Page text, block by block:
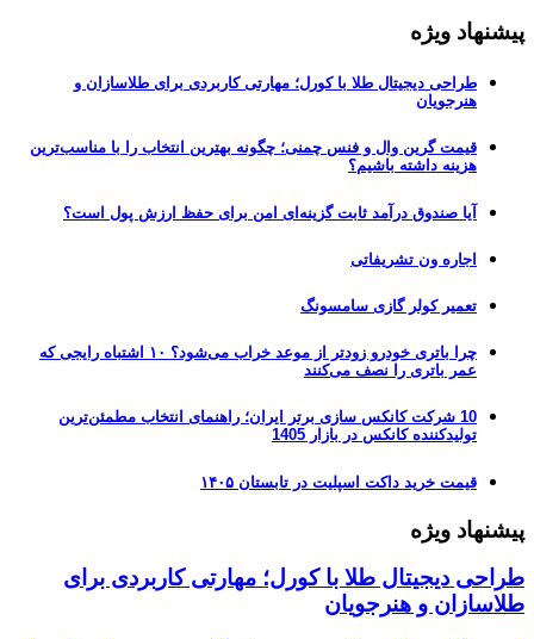
پیشنهاد ویژه
طراحی دیجیتال طلا با کورل؛ مهارتی کاربردی برای طلاسازان و
هنرجویان
قیمت گرین وال و فنس چمنی؛ چگونه بهترین انتخاب را با مناسب‌ترین
هزینه داشته باشیم؟
آیا صندوق درآمد ثابت گزینه‌ای امن برای حفظ ارزش پول است؟
اجاره ون تشریفاتی
تعمیر کولر گازی سامسونگ
چرا باتری خودرو زودتر از موعد خراب می‌شود؟ ۱۰ اشتباه رایجی که
عمر باتری را نصف می‌کنند
10 شرکت کانکس سازی برتر ایران؛ راهنمای انتخاب مطمئن‌ترین
تولیدکننده کانکس در بازار 1405
قیمت خرید داکت اسپلیت در تابستان ۱۴۰۵
پیشنهاد ویژه
طراحی دیجیتال طلا با کورل؛ مهارتی کاربردی برای
طلاسازان و هنرجویان